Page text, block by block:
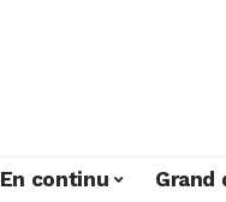
En continu Grand